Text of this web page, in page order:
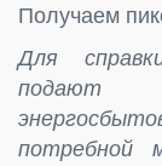
Получаем
Для
подают
потребной